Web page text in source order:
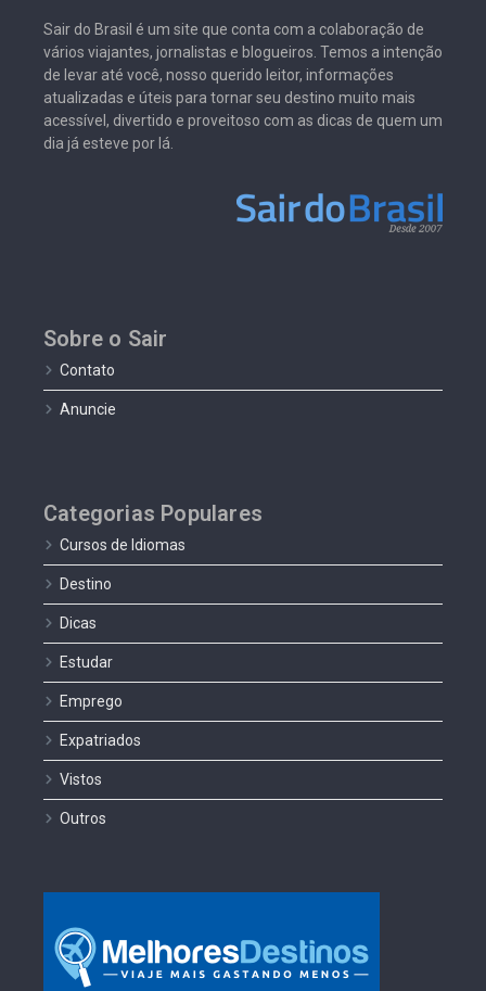
Sair do Brasil é um site que conta com a colaboração de
vários viajantes, jornalistas e blogueiros. Temos a intenção
de levar até você, nosso querido leitor, informações
atualizadas e úteis para tornar seu destino muito mais
acessível, divertido e proveitoso com as dicas de quem um
dia já esteve por lá.
Sobre o Sair
Contato
Anuncie
Categorias Populares
Cursos de Idiomas
Destino
Dicas
Estudar
Emprego
Expatriados
Vistos
Outros